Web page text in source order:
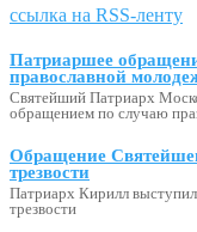
ссылка на RSS-ленту
Патриаршее
православной
Святейший Патриарх
обращением по случаю
Обращение
трезвости
Патриарх Кирилл
трезвости